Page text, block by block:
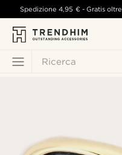
Ricerca
Spedizione4,95 €- Gratis oltre